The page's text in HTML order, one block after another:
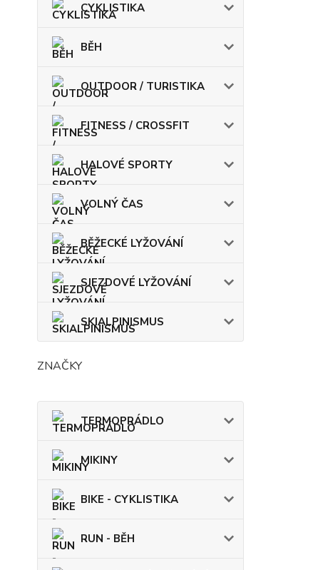
CYKLISTIKA
BĚH
OUTDOOR / TURISTIKA
FITNESS / CROSSFIT
HALOVÉ SPORTY
VOLNÝ ČAS
BĚŽECKÉ LYŽOVÁNÍ
SJEZDOVÉ LYŽOVÁNÍ
SKIALPINISMUS
ZNAČKY
TERMOPRÁDLO
MIKINY
BIKE - CYKLISTIKA
RUN - BĚH